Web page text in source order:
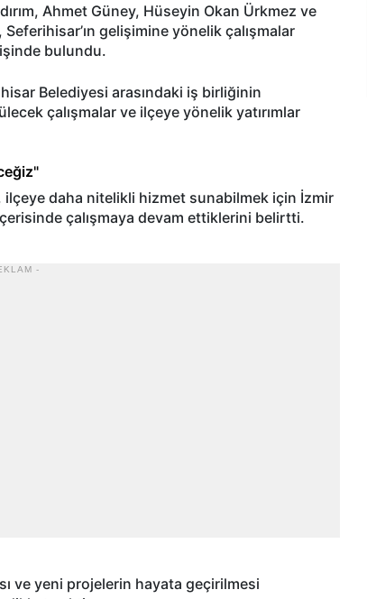
Ahmet Güney, Hüseyin Okan Ürkmez ve
gelişimine yönelik çalışmalar
bulundu.
Belediyesi arasındaki iş birliğinin
çalışmalar ve ilçeye yönelik yatırımlar
ilçeye daha nitelikli hizmet sunabilmek için İzmir
çalışmaya devam ettiklerini belirtti.
-
ve yeni projelerin hayata geçirilmesi